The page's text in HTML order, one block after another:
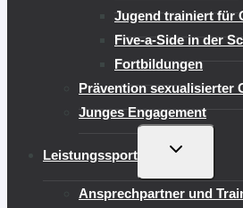
Jugend trainiert für
Five-a-Side in der
Fortbildungen
Prävention sexualisierter
Junges Engagement
Leistungssport
UNTERMENÜ
Ansprechpartner und